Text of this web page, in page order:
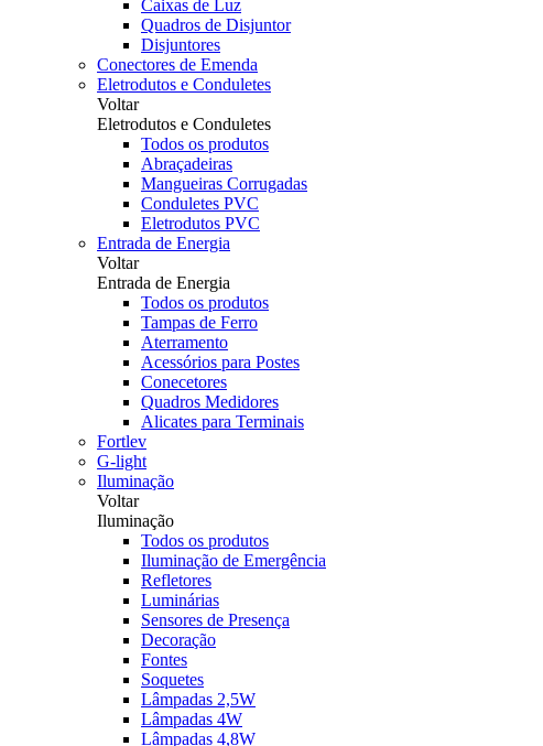
Caixas de Luz
Quadros de Disjuntor
Disjuntores
Conectores de Emenda
Eletrodutos e Conduletes
Voltar
Eletrodutos e Conduletes
Todos os produtos
Abraçadeiras
Mangueiras Corrugadas
Conduletes PVC
Eletrodutos PVC
Entrada de Energia
Voltar
Entrada de Energia
Todos os produtos
Tampas de Ferro
Aterramento
Acessórios para Postes
Conecetores
Quadros Medidores
Alicates para Terminais
Fortlev
G-light
Iluminação
Voltar
Iluminação
Todos os produtos
Iluminação de Emergência
Refletores
Luminárias
Sensores de Presença
Decoração
Fontes
Soquetes
Lâmpadas 2,5W
Lâmpadas 4W
Lâmpadas 4,8W